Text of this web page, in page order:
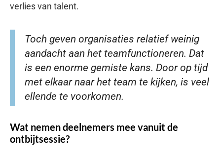
verlies van talent.
Toch geven organisaties relatief weinig
aandacht aan het teamfunctioneren. Dat
is een enorme gemiste kans. Door op tijd
met elkaar naar het team te kijken, is veel
ellende te voorkomen.
Wat nemen deelnemers mee vanuit de
ontbijtsessie?